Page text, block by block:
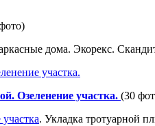
дома. Экорекс.
Озеленение участка. (30
. Укладка тротуарной